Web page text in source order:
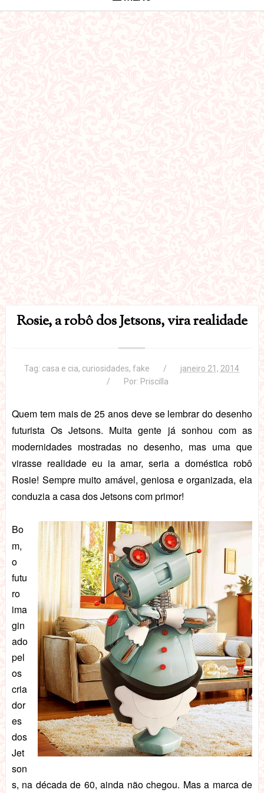
Rosie, a robô dos Jetsons, vira realidade
Tag: casa e cia, curiosidades,fake
janeiro 21, 2014
Por: Priscilla
Quem tem mais de 25 anos deve se lembrar do desenho
futurista Os Jetsons. Muita gente já sonhou com as
modernidades mostradas no desenho, mas uma que
virasse realidade eu ia amar, seria a doméstica robô
Rosie! Sempre muito amável, geniosa e organizada, ela
conduzia a casa dos Jetsons com primor!
Bo
m,
o
futu
ro
ima
gin
ado
pel
os
cria
dor
es
dos
Jet
son
s, na década de 60, ainda não chegou. Mas a marca de